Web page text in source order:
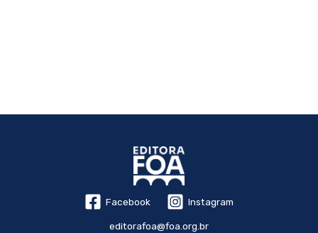
Facebook Instagram
editorafoa@foa.org.br